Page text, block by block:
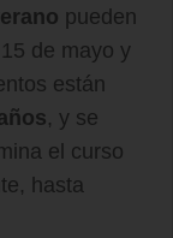
pueden
de mayo y
están
, y se
el curso
hasta